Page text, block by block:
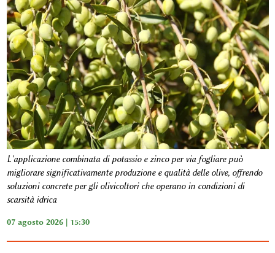
L'applicazione combinata di potassio e zinco per via fogliare può
migliorare significativamente produzione e qualità delle olive, offrendo
soluzioni concrete per gli olivicoltori che operano in condizioni di
scarsità idrica
07 agosto 2026 | 15:30